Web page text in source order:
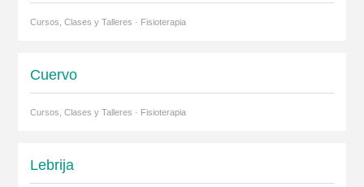
Cursos, Clases y Talleres · Fisioterapia
Cuervo
Cursos, Clases y Talleres · Fisioterapia
Lebrija